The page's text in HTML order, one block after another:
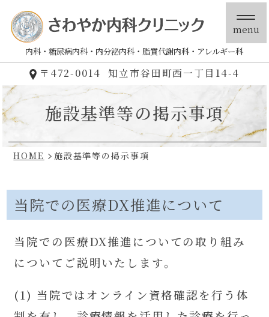
内科 糖尿病内科 内分泌内科 脂質代謝内科 アレルギー科
〒472-0014 知立市谷田町西一丁目14-4
menu
施設基準等の掲示事項
HOME 施設基準等の掲示事項
当院での医療DX推進について
当院での医療DX推進についての取り組み
についてご説明いたします。
(1) 当院ではオンライン資格確認を行う体